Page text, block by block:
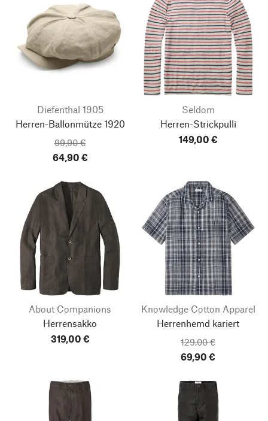
Diefenthal 1905
Herren-Ballonmütze 1920
99,90 €
64,90 €
Seldom
Herren-Strickpulli
149,00 €
About Companions
Herrensakko
319,00 €
Knowledge Cotton Apparel
Herrenhemd kariert
129,00 €
69,90 €